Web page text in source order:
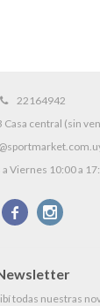
22164942
central (sin
a Viernes 10:00 a
 
todas nuestras